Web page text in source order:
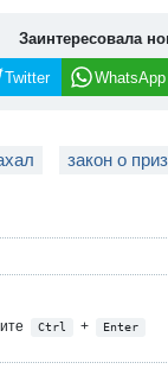
Заинтересовала
Twitter WhatsApp
закон о
Ctrl + Enter